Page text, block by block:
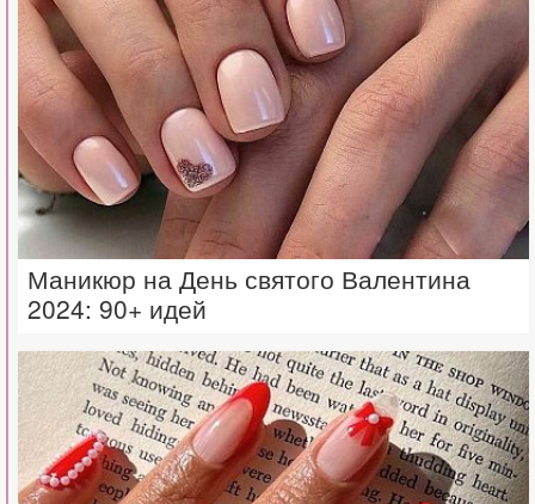
Маникюр на День святого Валентина
2024: 90+ идей